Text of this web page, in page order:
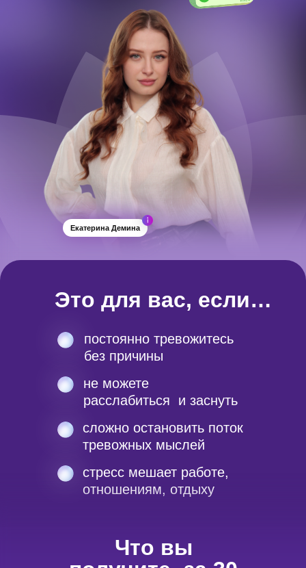
Екатерина Демина
Это для вас, если…
стресс мешает работе,
отношениям, отдыху
постоянно тревожитесь
без причины
сложно остановить поток
тревожных мыслей
не можете
расслабиться и заснуть
Что вы